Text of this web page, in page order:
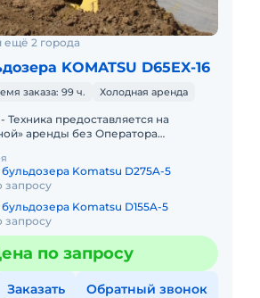
2 города
KOMATSU D65EX-16
заказа: 99 ч. Холодная аренда
Техника предоставляется на
аренды без Оператора
Komatsu D275A-5
запросу
Komatsu D155A-5
запросу
по запросу
Заказать Обратный звонок